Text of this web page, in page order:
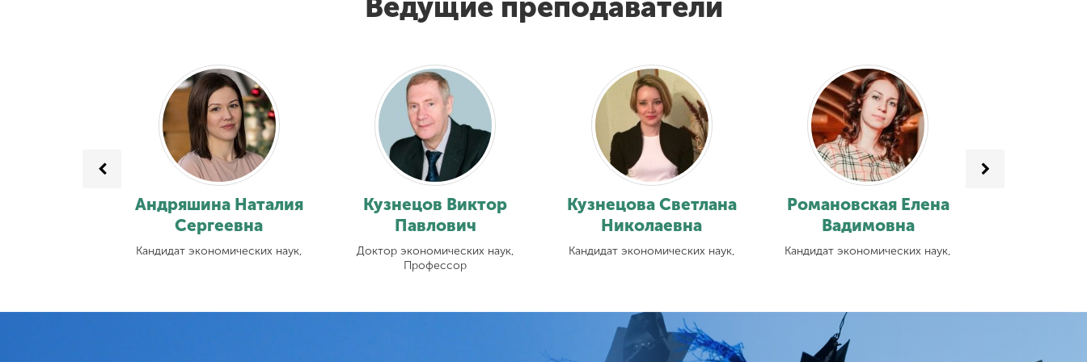
Андряшина Наталия
Сергеевна
Кандидат экономических наук,
Кузнецов Виктор
Павлович
Доктор экономических наук,
Профессор
Кузнецова Светлана
Николаевна
Кандидат экономических наук,
Романовская Елена
Вадимовна
Кандидат экономических наук,